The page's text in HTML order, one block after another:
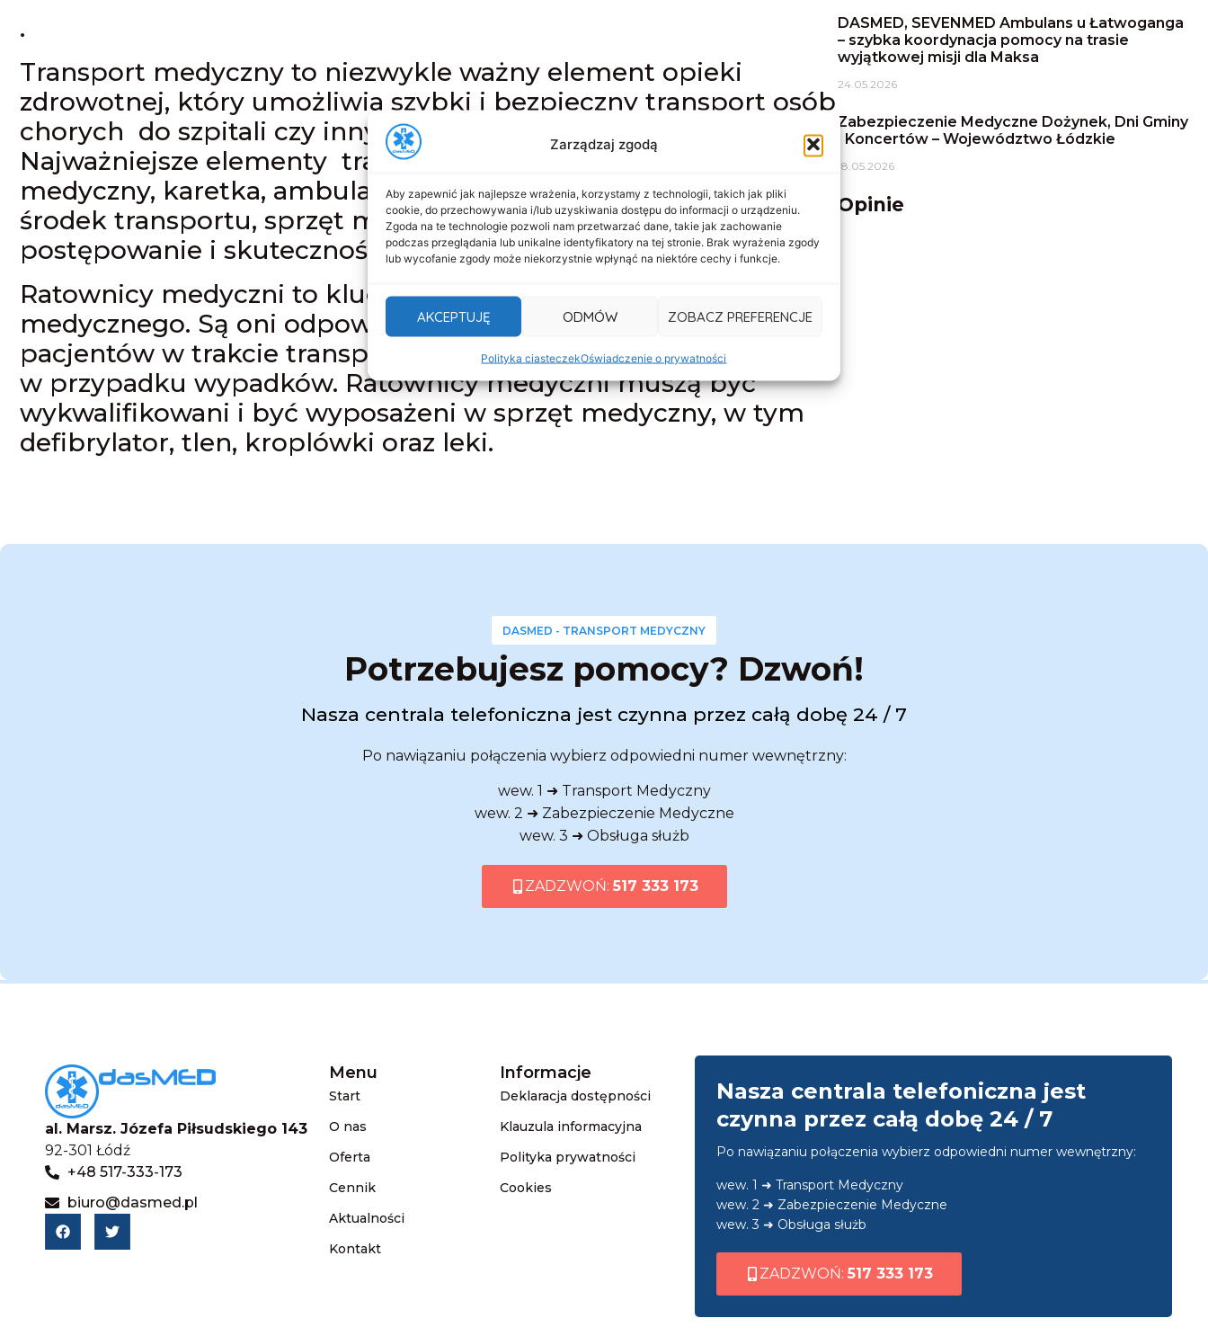
Zarządzaj zgodą
Aby zapewnić jak najlepsze wrażenia, korzystamy z technologii, takich jak pliki
cookie, do przechowywania i/lub uzyskiwania dostępu do informacji o urządzeniu.
Zgoda na te technologie pozwoli nam przetwarzać dane, takie jak zachowanie
podczas przeglądania lub unikalne identyfikatory na tej stronie. Brak wyrażenia zgody
lub wycofanie zgody może niekorzystnie wpłynąć na niektóre cechy i funkcje.
AKCEPTUJĘ ODMÓW ZOBACZ PREFERENCJE
Polityka ciasteczekOświadczenie o prywatności
.
Transport medyczny to niezwykle ważny element opieki
zdrowotnej, który umożliwia szybki i bezpieczny transport osób
chorych do szpitali czy innych poradni medycznych.
Najważniejsze elementy transportu medycznego są: ratownik
medyczny, karetka, ambulans, pacjent, personel medyczny,
środek transportu, sprzęt medyczny, bezpieczeństwo,
postępowanie i skuteczność.
Ratownicy medyczni to kluczowi pracownicy transportu
medycznego. Są oni odpowiedzialne za bezpieczeństwo
pacjentów w trakcie transportu, a także za świadczenie pomocy
w przypadku wypadków. Ratownicy medyczni muszą być
wykwalifikowani i być wyposażeni w sprzęt medyczny, w tym
defibrylator, tlen, kroplówki oraz leki.
DASMED, SEVENMED Ambulans u Łatwoganga
– szybka koordynacja pomocy na trasie
wyjątkowej misji dla Maksa
24.05.2026
Zabezpieczenie Medyczne Dożynek, Dni Gminy
i Koncertów – Województwo Łódzkie
18.05.2026
Opinie
DASMED - TRANSPORT MEDYCZNY
Potrzebujesz pomocy? Dzwoń!
Nasza centrala telefoniczna jest czynna przez całą dobę 24 / 7
Po nawiązaniu połączenia wybierz odpowiedni numer wewnętrzny:
wew. 1 ➜ Transport Medyczny
wew. 2 ➜ Zabezpieczenie Medyczne
wew. 3 ➜ Obsługa służb
ZADZWOŃ: 517 333 173
al. Marsz. Józefa Piłsudskiego 143
92-301 Łódź
+48 517-333-173
biuro@dasmed.pl
Menu
Start
O nas
Oferta
Cennik
Aktualności
Kontakt
Informacje
Deklaracja dostępności
Klauzula informacyjna
Polityka prywatności
Cookies
Nasza centrala telefoniczna jest
czynna przez całą dobę 24 / 7
Po nawiązaniu połączenia wybierz odpowiedni numer wewnętrzny:
wew. 1 ➜ Transport Medyczny
wew. 2 ➜ Zabezpieczenie Medyczne
wew. 3 ➜ Obsługa służb
ZADZWOŃ:517 333 173